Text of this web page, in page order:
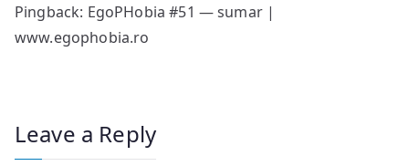
Pingback: EgoPHobia #51 — sumar |
www.egophobia.ro
Leave a Reply